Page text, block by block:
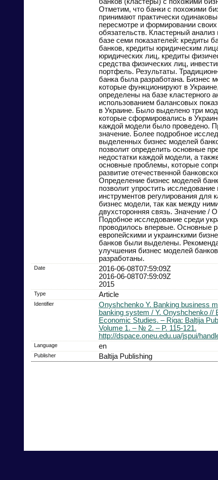
Отметим, что банки с похожими
принимают практически
пересмотре и формировании своих
обязательств. Кластерный анализ
базе семи показателей: кредиты
банков, кредиты юридическим
юридических лиц, кредиты
средства физических лиц,
портфель. Результаты.
банка была разработана. Бизнес
которые функционируют в
определены на базе кластерного
использованием балансовых
в Украине. Было выделено три
которые сформировались в
каждой модели было проведено.
значение. Более подробное
выделенных бизнес моделей
позволит определить основные
недостатки каждой модели, а
основные проблемы, которые
развитие отечественной
Определение бизнес моделей
позволит упростить
инструментов регулирования для
бизнес модели, так как между
двухсторонняя связь. Значение /
Подобное исследование среди
проводилось впервые. Основные
европейскими и украинскими
банков были выделены.
улучшения бизнес моделей
разработаны.
Date
2016-06-08T07:59:09Z
2016-06-08T07:59:09Z
2015
Type Article
Identifier
Onyshchenko Y. Banking business
banking system / Y. Onyshchenko //
Economic Studies. – Riga: Baltija
Volume 1. – № 2. – P. 115-121.
http://dspace.oneu.edu.ua/jspui/
Language en
Publisher Baltija Publishing